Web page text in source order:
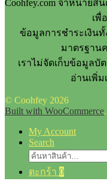
Coohfey.com จำหน่าย
เพื่
ข้อมูลการชำระเงิน
มาตรฐาน
เราไม่จัดเก็บข้อมูลบั
อ่านเพิ่ม
© Coohfey 2026
Built with WooCommerce.
My Account
Search
ค้นหา:
ตะกร้า 0